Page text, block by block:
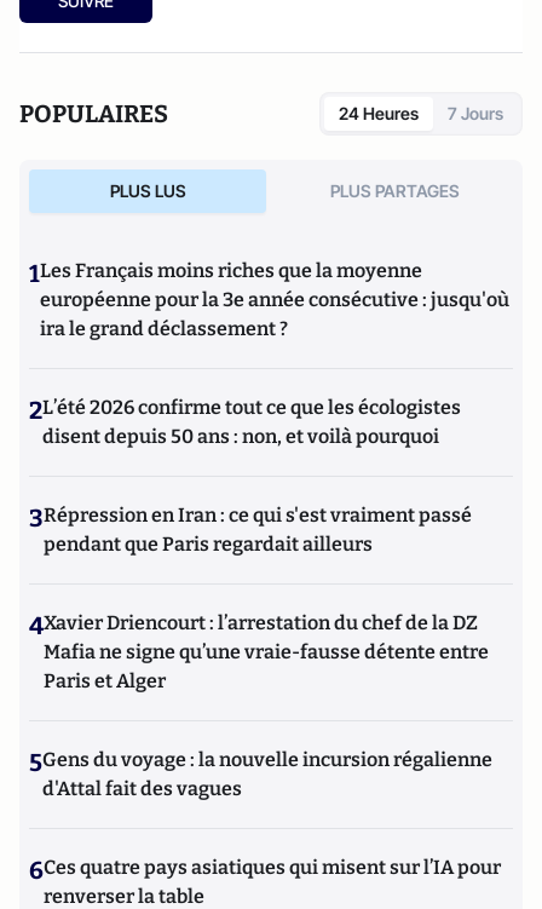
migraineaux Editions du Huitième Jour.
POPULAIRES 24 Heures 7 Jours
PLUS LUS PLUS PARTAGES
1Les Français moins riches que la moyenne
européenne pour la 3e année consécutive : jusqu'où
ira le grand déclassement ?
2L’été 2026 confirme tout ce que les écologistes
disent depuis 50 ans : non, et voilà pourquoi
3Répression en Iran : ce qui s'est vraiment passé
pendant que Paris regardait ailleurs
4Xavier Driencourt : l’arrestation du chef de la DZ
Mafia ne signe qu’une vraie-fausse détente entre
Paris et Alger
5Gens du voyage : la nouvelle incursion régalienne
d'Attal fait des vagues
6Ces quatre pays asiatiques qui misent sur l’IA pour
renverser la table